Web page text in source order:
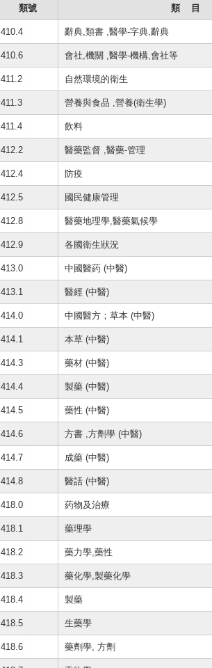
類號 類 目
410.4 辭典,類書 ,醫學-字典,辭典
410.6 會社,機關 ,醫學-機構,會社等
411.2 自然環境的衛生
411.3 營養與食品 ,營養(衛生學)
411.4 飲料
412.2 醫藥監督 ,醫藥-管理
412.4 防疫
412.5 國民健康管理
412.8 醫藥地理學,醫藥氣候學
412.9 各國衛生狀況
413.0 中國醫葯 (中醫)
413.1 醫經 (中醫)
414.0 中國醫方；草本 (中醫)
414.1 本草 (中醫)
414.3 藥材 (中醫)
414.4 製藥 (中醫)
414.5 藥性 (中醫)
414.6 方書 ,方劑學 (中醫)
414.7 成藥 (中醫)
414.8 醫話 (中醫)
418.0 葯物及治療
418.1 藥理學
418.2 藥力學,藥性
418.3 藥化學,製藥化學
418.4 製藥
418.5 生藥學
418.6 藥劑學, 方劑